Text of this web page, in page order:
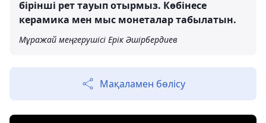
бірінші рет тауып отырмыз. Көбінесе
керамика мен мыс монеталар табылатын.
Мұражай меңгерушісі Ерік Әшірбердиев
Мақаламен бөлісу